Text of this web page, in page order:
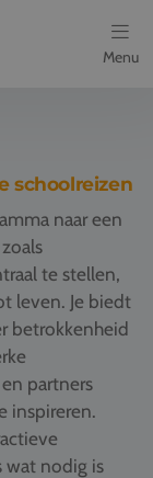
Menu
schoolreizen
naar een
te stellen,
leven. Je biedt
betrokkenheid
partners
inspireren.
wat nodig is